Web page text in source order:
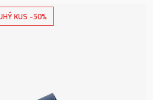
KUS -50%